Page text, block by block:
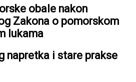
obale nakon
Zakona o pomorskom
lukama
napretka i stare prakse